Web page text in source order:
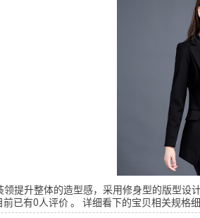
提升整体的造型感，采用修身型的版型
前已有0人评价。 详细看下的宝贝相关规格